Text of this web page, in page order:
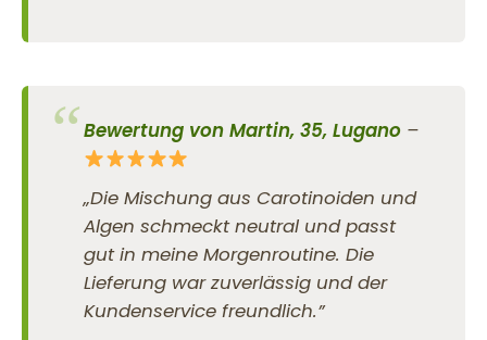
Bewertung von Martin, 35, Lugano –
„Die Mischung aus Carotinoiden und
Algen schmeckt neutral und passt
gut in meine Morgenroutine. Die
Lieferung war zuverlässig und der
Kundenservice freundlich.”